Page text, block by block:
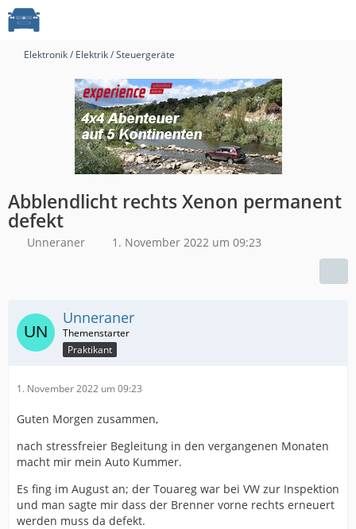
Elektronik / Elektrik / Steuergeräte
Abblendlicht rechts Xenon permanent
defekt
Unneraner 1. November 2022 um 09:23
Unneraner
Praktikant
1. November 2022 um 09:23
Guten Morgen zusammen,
nach stressfreier Begleitung in den vergangenen Monaten
macht mir mein Auto Kummer.
Es fing im August an; der Touareg war bei VW zur Inspektion
und man sagte mir dass der Brenner vorne rechts erneuert
werden muss da defekt.